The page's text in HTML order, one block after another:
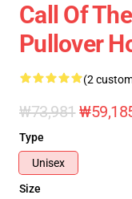
Call Of
Pullover
(2
₩73,981
Type
Unisex
Size